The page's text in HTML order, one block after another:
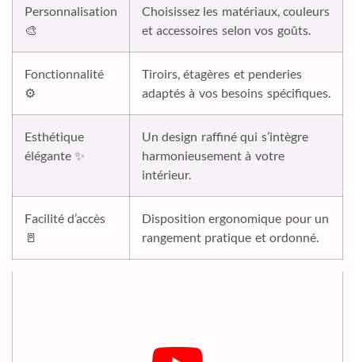
Personnalisation
🎨
Choisissez les matériaux, couleurs
et accessoires selon vos goûts.
Fonctionnalité
⚙️
Tiroirs, étagères et penderies
adaptés à vos besoins spécifiques.
Esthétique
élégante ✨
Un design raffiné qui s’intègre
harmonieusement à votre
intérieur.
Facilité d’accès
🚪
Disposition ergonomique pour un
rangement pratique et ordonné.